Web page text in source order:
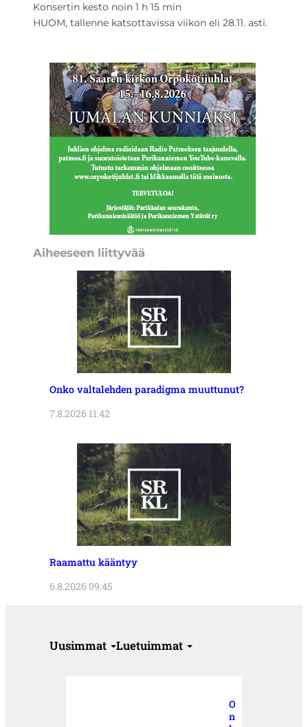
Konsertin kesto noin 1 h 15 min
HUOM, tallenne katsottavissa viikon eli 28.11. asti.
Aiheeseen liittyvää
Onko valtalehden paradigma muuttunut?
7.8.2026 11:42
Raamattu kääntyy
6.8.2026 09:45
Uusimmat Luetuimmat
O
n